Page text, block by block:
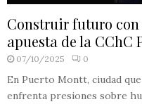
Construir futuro
apuesta de la CChC
07/10/2025 0
En Puerto Montt, ciudad
enfrenta presiones sobre